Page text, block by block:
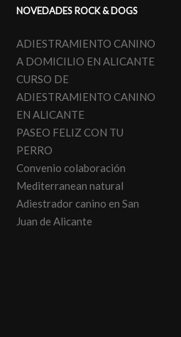
NOVEDADES ROCK & DOGS
ADIESTRAMIENTO CANINO
A DOMICILIO EN ALICANTE
CURSO DE
ADIESTRAMIENTO CANINO
EN ALICANTE
PASEO FELIZ CON TU
PERRO
Convenio colaboración
Mediterranean natural
Adiestrador canino en San
Juan de Alicante